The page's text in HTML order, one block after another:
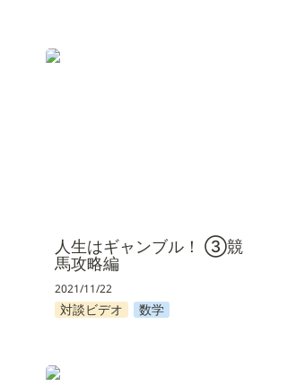
人生はギャンブル！ ③競馬攻略
人生はギャンブル！ ③競
馬攻略編
2021/11/22
対談ビデオ 数学
ブロックチェーンと仮想通貨